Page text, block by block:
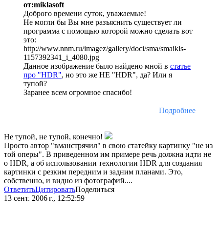
от:miklasoft
Доброго времени суток, уважаемые!
Не могли бы Вы мне разъяснить существует ли
программа с помощью которой можно сделать вот
это:
http://www.nnm.ru/imagez/gallery/doci/sma/smaikls-
1157392341_i_4080.jpg
Данное изображение было найдено мной в статье
про "HDR", но это же НЕ "HDR", да? Или я
тупой?
Заранее всем огромное спасибо!
Подробнее
Не тупой, не тупой, конечно!
Просто автор "вманстрячил" в свою статейку картинку "не из
той оперы". В приведенном им примере речь должна идти не
о HDR, а об использовании технологии HDR для создания
картинки с резким передним и задним планами. Это,
собственно, и видно из фотографий....
ОтветитьЦитироватьПоделиться
13 сент. 2006 г., 12:52:59